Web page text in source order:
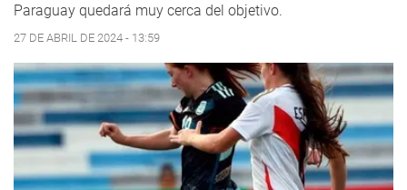
Paraguay quedará muy cerca del objetivo.
27 DE ABRIL DE 2024 - 13:59